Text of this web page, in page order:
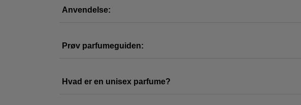
Anvendelse:
Prøv parfumeguiden:
Hvad er en unisex parfume?
Eau de Parfum -
500,00
Parfum - 100 ml
400,00